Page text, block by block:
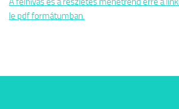
le pdf formátumban.